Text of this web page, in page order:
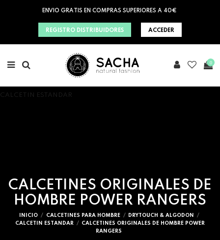
ENVIO GRATIS EN COMPRAS SUPERIORES A 40€
REGISTRO DISTRIBUIDORES ACCEDER
0
CALCETIN ESTANDAR
CALCETINES ORIGINALES DE
HOMBRE POWER RANGERS
INICIO CALCETINES PARA HOMBRE
DRYTOUCH & ALGODON
CALCETIN ESTANDAR
CALCETINES ORIGINALES DE HOMBRE POWER
RANGERS